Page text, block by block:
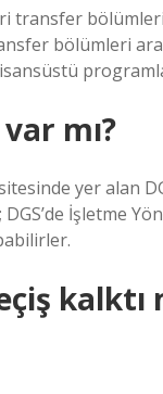
transfer
bölümleri
mı?
yer alan
İşletme
kalktı